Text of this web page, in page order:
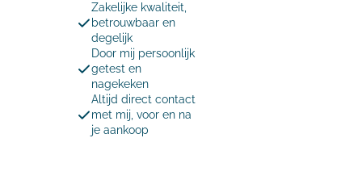
Zakelijke kwaliteit,
betrouwbaar en
degelijk
Door mij persoonlijk
getest en
nagekeken
Altijd direct contact
met mij, voor en na
je aankoop